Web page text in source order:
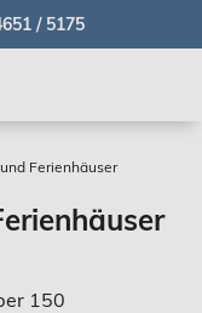
/ 5175
Ferienhäuser
150